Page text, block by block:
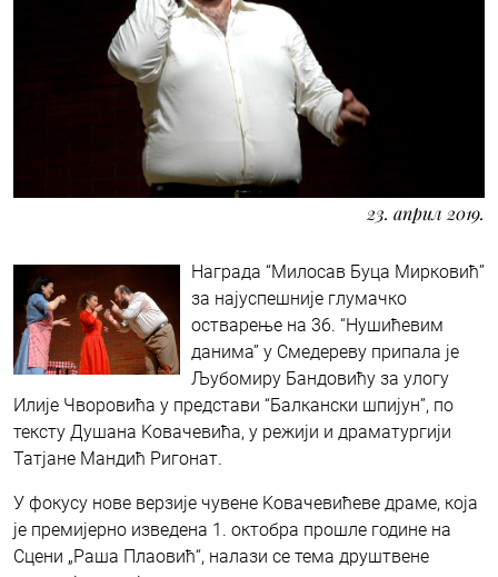
23. април 2019.
Награда “Милосав Буца Мирковић”
за најуспешније глумачко
остварење на 36. “Нушићевим
данима” у Смедереву припала је
Љубомиру Бандовићу за улогу
Илије Чворовића у представи “Балкански шпијун”, по
тексту Душана Kовачевића, у режији и драматургији
Татјане Мандић Ригонат.
У фокусу нове верзије чувене Kовачевићеве драме, која
је премијерно изведена 1. октобра прошле године на
Сцени „Раша Плаовић“, налази се тема друштвене